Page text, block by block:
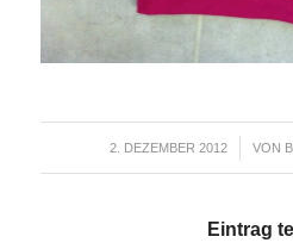
2. DEZEMBER 2012
/ VON
Eintrag